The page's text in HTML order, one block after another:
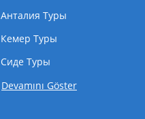
Анталия Туры
Кемер Туры
Cиде Туры
Devamını Göster